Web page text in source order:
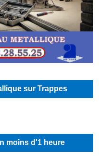
sur Trappes
moins d'1 heure